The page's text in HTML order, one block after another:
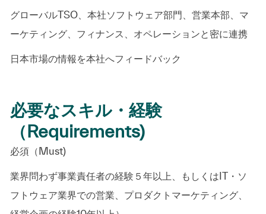
グローバルTSO、本社ソフトウェア部門、営業本部、マ
ーケティング、フィナンス、オペレーションと密に連携
日本市場の情報を本社へフィードバック
必要なスキル・経験
（Requirements)
必須（Must)
業界問わず事業責任者の経験５年以上、もしくはIT・ソ
フトウェア業界での営業、プロダクトマーケティング、